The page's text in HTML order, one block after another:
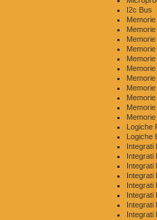
I2c Bus
Memorie
Memorie
Memorie
Logiche
Logiche
Integrati
Integrati
Integrati
Integrati
Integrati
Integrati
Integrati
Integrati